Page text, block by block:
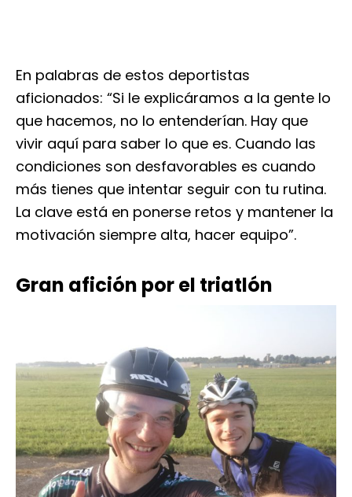
En palabras de estos deportistas
aficionados: “Si le explicáramos a la gente lo
que hacemos, no lo entenderían. Hay que
vivir aquí para saber lo que es. Cuando las
condiciones son desfavorables es cuando
más tienes que intentar seguir con tu rutina.
La clave está en ponerse retos y mantener la
motivación siempre alta, hacer equipo”.
Gran afición por el triatlón